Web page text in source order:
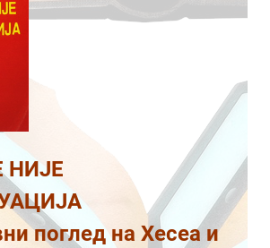
поглед на Хесеа и